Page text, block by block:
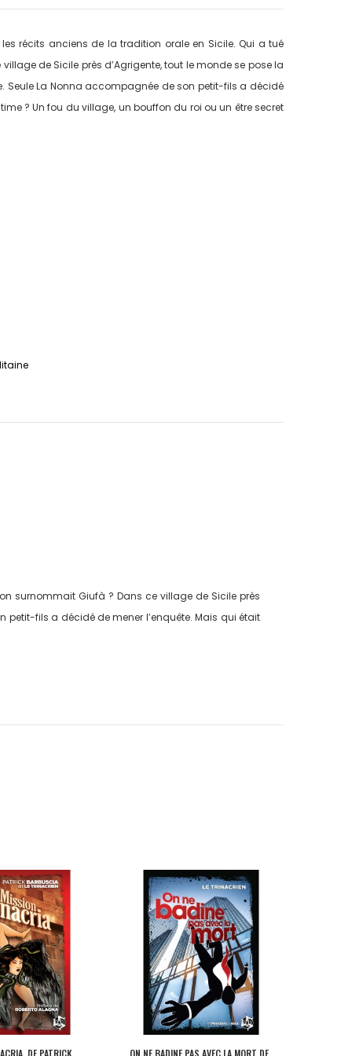
récits anciens de la tradition orale en Sicile. Qui a tué
de Sicile près d’Agrigente, tout le monde se pose la
Seule La Nonna accompagnée de son petit-fils a décidé
? Un fou du village, un bouffon du roi ou un être secret
surnommait Giufà ? Dans ce village de Sicile près
petit-fils a décidé de mener l’enquête. Mais qui était